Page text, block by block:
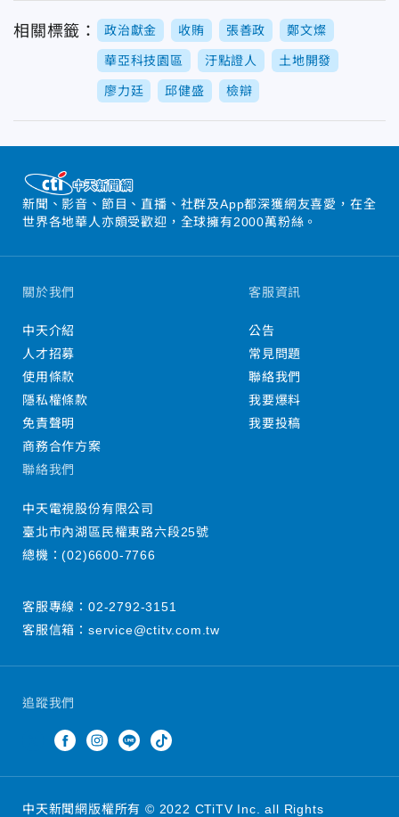
相關標籤： 政治獻金 收賄 張善政 鄭文燦
華亞科技園區 汙點證人 土地開發
廖力廷 邱健盛 檢辯
新聞、影音、節目、直播、社群及App都深獲網友喜愛，在全
世界各地華人亦頗受歡迎，全球擁有2000萬粉絲。
追蹤我們
關於我們
中天介紹
人才招募
使用條款
隱私權條款
免責聲明
商務合作方案
客服資訊
公告
常見問題
聯絡我們
我要爆料
我要投稿
聯絡我們
中天電視股份有限公司
臺北市內湖區民權東路六段25號
總機：(02)6600-7766
客服專線： 02-2792-3151
客服信箱： service@ctitv.com.tw
中天新聞網版權所有 © 2022 CTiTV Inc. all Rights